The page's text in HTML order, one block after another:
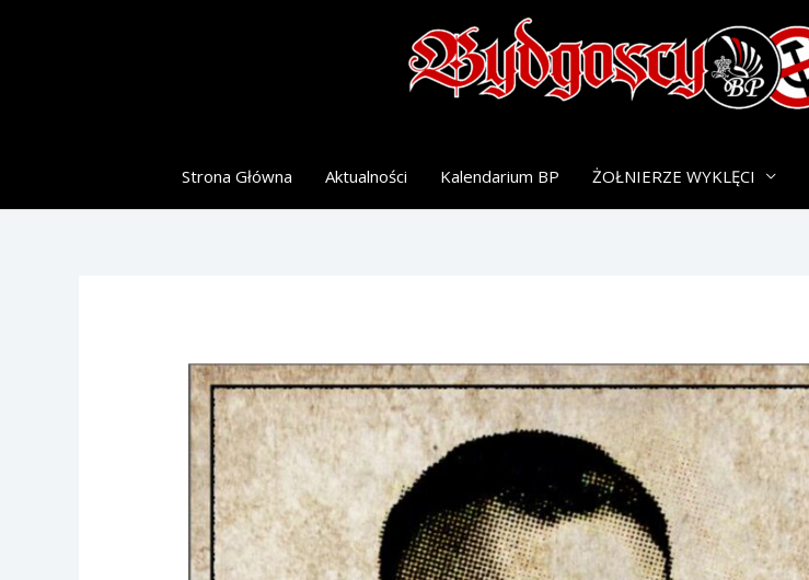
Strona Główna Aktualności Kalendarium BP ŻOŁNIERZE WYKLĘCI